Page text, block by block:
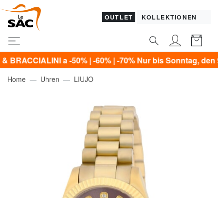
OUTLET KOLLEKTIONEN
a -50% | -60% | -70% Nur bis Sonntag, den 9.
Home Uhren LIUJO